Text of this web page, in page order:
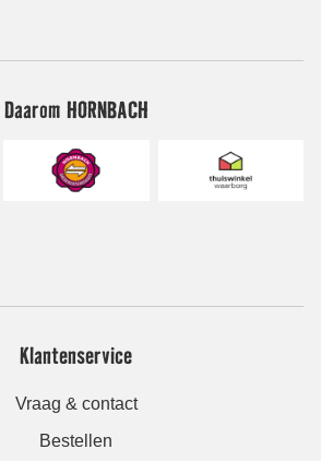
Daarom HORNBACH
Klantenservice
Vraag & contact
Bestellen